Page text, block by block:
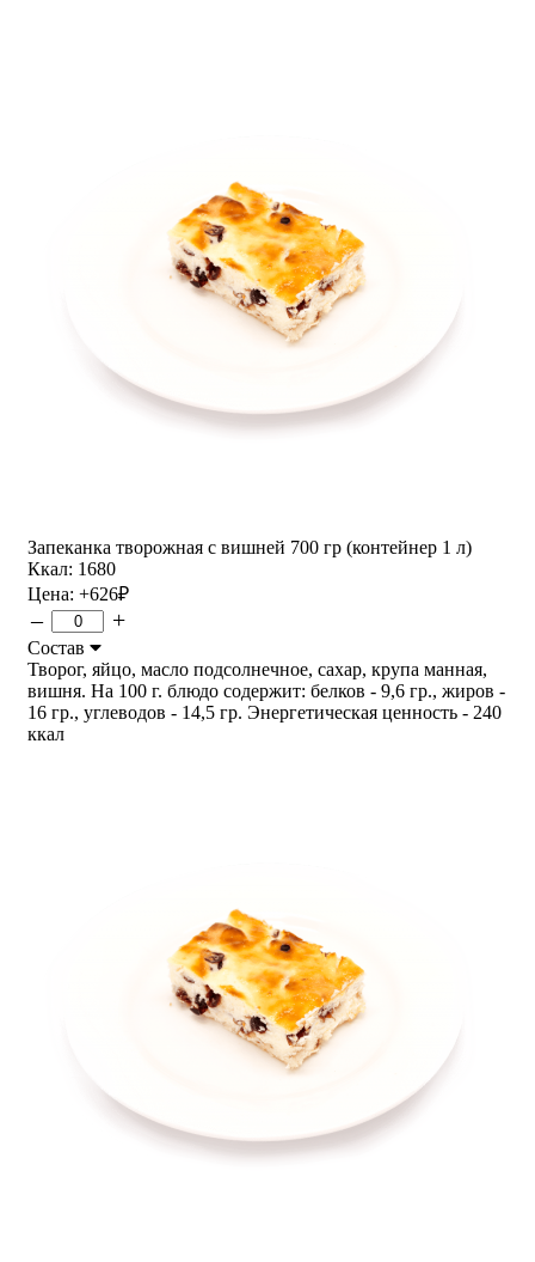
Запеканка творожная с вишней 700 гр (контейнер 1 л)
Ккал: 1680
Цена: +626₽
– +
Состав
Творог, яйцо, масло подсолнечное, сахар, крупа манная,
вишня. На 100 г. блюдо содержит: белков - 9,6 гр., жиров -
16 гр., углеводов - 14,5 гр. Энергетическая ценность - 240
ккал